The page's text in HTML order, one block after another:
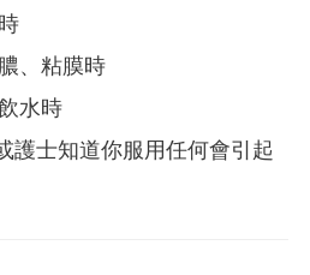
、粘膜時
水時
護士知道你服用任何會引起